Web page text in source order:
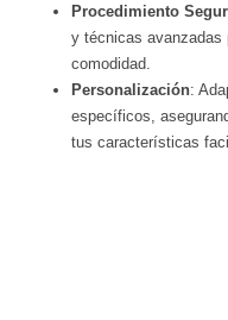
Procedimiento
y técnicas avanzadas
comodidad.
Personalización:
específicos,
tus características